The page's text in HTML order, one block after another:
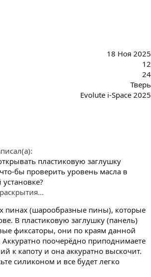
18 Ноя 2025
12
24
Тверь
Evolute i-Space 2025
пластиковую заглушку
бы проверить уровень масла в
пинах (шарообразные пины), которые
В пластиковую заглушку (панель)
фиксаторы, они по краям данной
поочерёдно приподнимаете
к капоту и она аккуратно выскочит.
силиконом и все будет легко